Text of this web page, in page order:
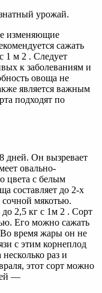
урожай.
изменяющие
сажать
1 м 2 . Следует
к заболеваниям и
овоща не
является важным
подходят по
дней. Он вызревает
овально-
цвета с белым
составляет до 2-х
сочной мякотью.
2,5 кг с 1м 2 . Сорт
Его можно сажать
Во время жары он не
с этим корнеплод
раз и
этот сорт можно
—